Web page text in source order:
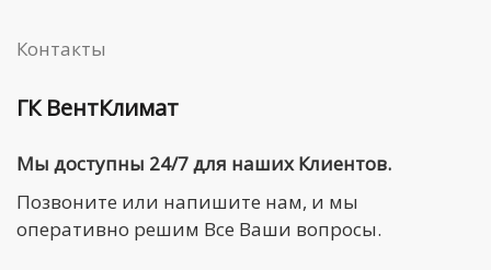
Контакты
ГК ВентКлимат
Мы доступны 24/7 для наших Клиентов.
Позвоните или напишите нам, и мы
оперативно решим Все Ваши вопросы.